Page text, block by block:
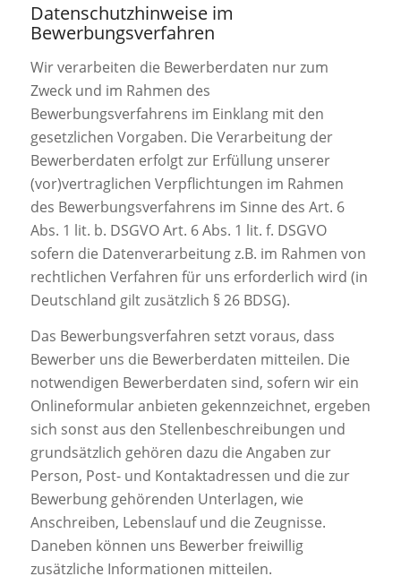
Datenschutzhinweise im
Bewerbungsverfahren
Wir verarbeiten die Bewerberdaten nur zum
Zweck und im Rahmen des
Bewerbungsverfahrens im Einklang mit den
gesetzlichen Vorgaben. Die Verarbeitung der
Bewerberdaten erfolgt zur Erfüllung unserer
(vor)vertraglichen Verpflichtungen im Rahmen
des Bewerbungsverfahrens im Sinne des Art. 6
Abs. 1 lit. b. DSGVO Art. 6 Abs. 1 lit. f. DSGVO
sofern die Datenverarbeitung z.B. im Rahmen von
rechtlichen Verfahren für uns erforderlich wird (in
Deutschland gilt zusätzlich § 26 BDSG).
Das Bewerbungsverfahren setzt voraus, dass
Bewerber uns die Bewerberdaten mitteilen. Die
notwendigen Bewerberdaten sind, sofern wir ein
Onlineformular anbieten gekennzeichnet, ergeben
sich sonst aus den Stellenbeschreibungen und
grundsätzlich gehören dazu die Angaben zur
Person, Post- und Kontaktadressen und die zur
Bewerbung gehörenden Unterlagen, wie
Anschreiben, Lebenslauf und die Zeugnisse.
Daneben können uns Bewerber freiwillig
zusätzliche Informationen mitteilen.